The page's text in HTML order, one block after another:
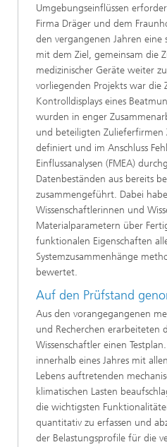
Umgebungseinflüssen
Firma Dräger und dem
den vergangenen Jahren eine
mit dem Ziel, gemeinsam die
medizinischer Geräte weiter
vorliegenden Projekts war die
Kontrolldisplays eines
wurden in enger
und beteiligten Zulieferfirmen
definiert und im Anschluss
Einflussanalysen (FMEA)
Datenbeständen aus bereits
zusammengeführt. Dabei
Wissenschaftlerinnen und
Materialparametern über
funktionalen Eigenschaften
Systemzusammenhänge
bewertet.
Auf den Prüfstand
Aus den vorangegangenen
und Recherchen erarbeiteten
Wissenschaftler einen
innerhalb eines Jahres mit
Lebens auftretenden
klimatischen Lasten
die wichtigsten
quantitativ zu erfassen und
der Belastungsprofile für die